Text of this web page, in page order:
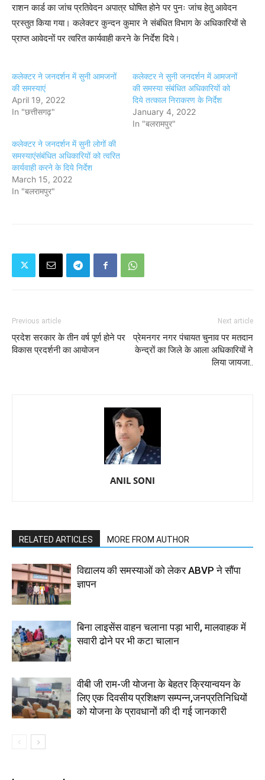
राशन कार्ड का जांच प्रतिवेदन अपात्र घोषित होने पर पुनः जांच हेतु आवेदन
प्रस्तुत किया गया। कलेक्टर कुन्दन कुमार ने संबंधित विभाग के अधिकारियों से
प्राप्त आवेदनों पर त्वरित कार्यवाही करने के निर्देश दिये।
कलेक्टर ने जनदर्शन में सुनी आमजनों
की समस्याएं
April 19, 2022
In "छत्तीसगढ़"
कलेक्टर ने सुनी जनदर्शन में आमजनों
की समस्या संबंधित अधिकारियों को
दिये तत्काल निराकरण के निर्देश
January 4, 2022
In "बलरामपुर"
कलेक्टर ने जनदर्शन में सुनी लोगों की
समस्याएंसंबंधित अधिकारियों को त्वरित
कार्यवाही करने के दिये निर्देश
March 15, 2022
In "बलरामपुर"
Previous article
प्रदेश सरकार के तीन वर्ष पूर्ण होने पर
विकास प्रदर्शनी का आयोजन
Next article
प्रेमनगर नगर पंचायत चुनाव पर मतदान
केन्द्रों का जिले के आला अधिकारियों ने
लिया जायजा..
ANIL SONI
RELATED ARTICLES MORE FROM AUTHOR
विद्यालय की समस्याओं को लेकर ABVP ने सौंपा
ज्ञापन
बिना लाइसेंस वाहन चलाना पड़ा भारी, मालवाहक में
सवारी ढोने पर भी कटा चालान
वीबी जी राम-जी योजना के बेहतर क्रियान्वयन के
लिए एक दिवसीय प्रशिक्षण सम्पन्न,जनप्रतिनिधियों
को योजना के प्रावधानों की दी गई जानकारी